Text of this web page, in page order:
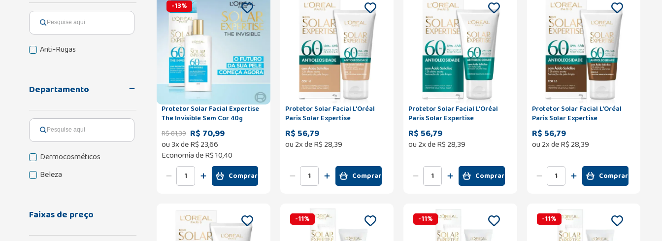
Anti-Rugas
Departamento
Dermocosméticos
Beleza
Faixas de preço
-13%
Protetor Solar Facial Expertise
The Invisible Sem Cor 40g
L'Oréal
R$81,39 R$ 70,99
ou3x deR$ 23,66
Economia deR$ 10,40
Comprar
Protetor Solar Facial L'Oréal
Paris Solar Expertise
Antioleosidade FPS60 Cor Clara
40g
R$ 56,79
ou 2x deR$ 28,39
Comprar
Protetor Solar Facial L'Oréal
Paris Solar Expertise
Antioleosidade FPS60 40g
R$ 56,79
ou 2x deR$ 28,39
Comprar
Protetor Solar Facial L'Oréal
Paris Solar Expertise
Antioleosidade FPS60 Cor Negra
40g
R$ 56,79
ou 2x deR$ 28,39
Comprar
-11% -11% -11%